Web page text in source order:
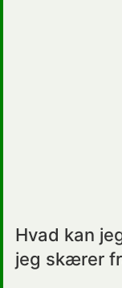
Hvad kan
jeg skærer